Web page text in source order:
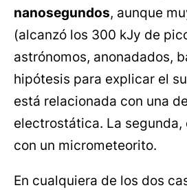
nanosegundos, aunque
(alcanzó los 300 kJy de
astrónomos, anonadados,
hipótesis para explicar el
está relacionada con una
electrostática. La segunda,
con un micrometeorito.
En cualquiera de los dos